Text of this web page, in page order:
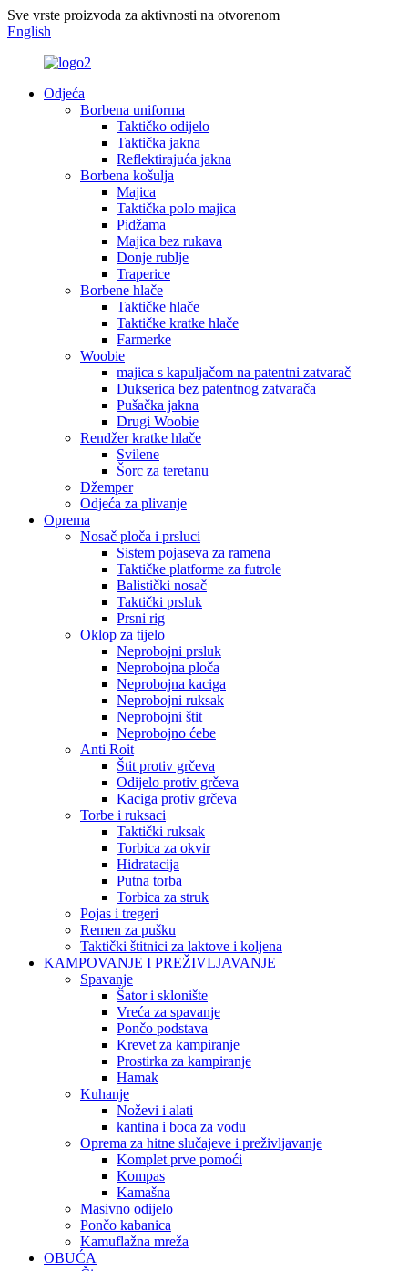
Sve vrste proizvoda za aktivnosti na otvorenom
English
Odjeća
Borbena uniforma
Taktičko odijelo
Taktička jakna
Reflektirajuća jakna
Borbena košulja
Majica
Taktička polo majica
Pidžama
Majica bez rukava
Donje rublje
Traperice
Borbene hlače
Taktičke hlače
Taktičke kratke hlače
Farmerke
Woobie
majica s kapuljačom na patentni zatvarač
Dukserica bez patentnog zatvarača
Pušačka jakna
Drugi Woobie
Rendžer kratke hlače
Svilene
Šorc za teretanu
Džemper
Odjeća za plivanje
Oprema
Nosač ploča i prsluci
Sistem pojaseva za ramena
Taktičke platforme za futrole
Balistički nosač
Taktički prsluk
Prsni rig
Oklop za tijelo
Neprobojni prsluk
Neprobojna ploča
Neprobojna kaciga
Neprobojni ruksak
Neprobojni štit
Neprobojno ćebe
Anti Roit
Štit protiv grčeva
Odijelo protiv grčeva
Kaciga protiv grčeva
Torbe i ruksaci
Taktički ruksak
Torbica za okvir
Hidratacija
Putna torba
Torbica za struk
Pojas i tregeri
Remen za pušku
Taktički štitnici za laktove i koljena
KAMPOVANJE I PREŽIVLJAVANJE
Spavanje
Šator i sklonište
Vreća za spavanje
Pončo podstava
Krevet za kampiranje
Prostirka za kampiranje
Hamak
Kuhanje
Noževi i alati
kantina i boca za vodu
Oprema za hitne slučajeve i preživljavanje
Komplet prve pomoći
Kompas
Kamašna
Masivno odijelo
Pončo kabanica
Kamuflažna mreža
OBUĆA